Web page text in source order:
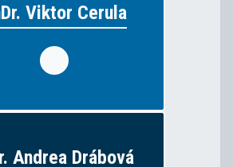
Viktor Cerula
Viktor Cerula
jazyk, ruský jazyk
Andrea Drábová
Andrea Drábová